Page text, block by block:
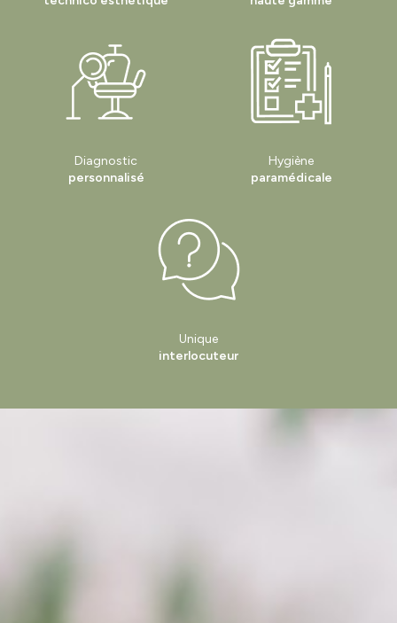
Diagnostic
personnalisé
Hygiène
paramédicale
Unique
interlocuteur